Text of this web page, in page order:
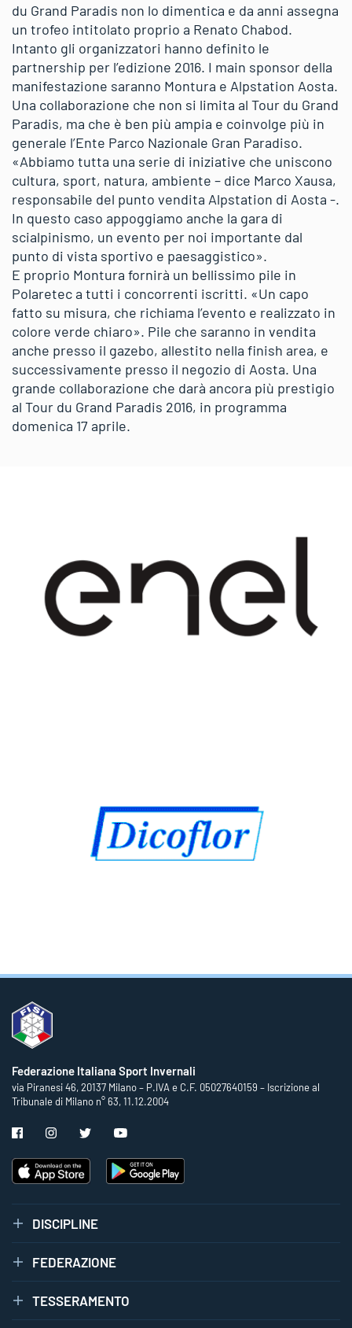
du Grand Paradis non lo dimentica e da anni assegna
un trofeo intitolato proprio a Renato Chabod.
Intanto gli organizzatori hanno definito le
partnership per l’edizione 2016. I main sponsor della
manifestazione saranno Montura e Alpstation Aosta.
Una collaborazione che non si limita al Tour du Grand
Paradis, ma che è ben più ampia e coinvolge più in
generale l’Ente Parco Nazionale Gran Paradiso.
«Abbiamo tutta una serie di iniziative che uniscono
cultura, sport, natura, ambiente – dice Marco Xausa,
responsabile del punto vendita Alpstation di Aosta -.
In questo caso appoggiamo anche la gara di
scialpinismo, un evento per noi importante dal
punto di vista sportivo e paesaggistico».
E proprio Montura fornirà un bellissimo pile in
Polaretec a tutti i concorrenti iscritti. «Un capo
fatto su misura, che richiama l’evento e realizzato in
colore verde chiaro». Pile che saranno in vendita
anche presso il gazebo, allestito nella finish area, e
successivamente presso il negozio di Aosta. Una
grande collaborazione che darà ancora più prestigio
al Tour du Grand Paradis 2016, in programma
domenica 17 aprile.
Federazione Italiana Sport Invernali
via Piranesi 46, 20137 Milano – P.IVA e C.F. 05027640159 – Iscrizione al
Tribunale di Milano n° 63, 11.12.2004
DISCIPLINE
FEDERAZIONE
TESSERAMENTO